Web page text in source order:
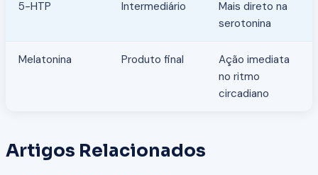
5-HTP Intermediário
Mais direto na
serotonina
Melatonina Produto final
Ação imediata
no ritmo
circadiano
Artigos Relacionados